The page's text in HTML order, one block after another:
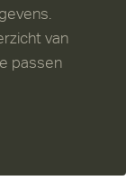
van
passen